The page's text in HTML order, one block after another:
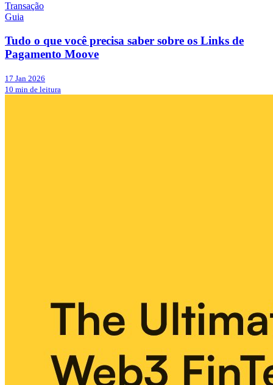
Transação
Guia
Tudo o que você precisa saber sobre os Links de
Pagamento Moove
17 Jan 2026
10 min de leitura